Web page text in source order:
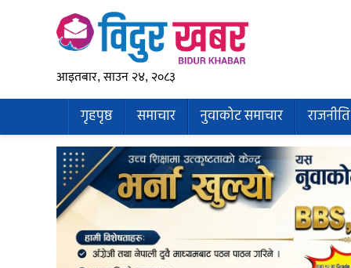
आइतबार, साउन २४, २०८३
गृहपृष्ठ समाचार नुवाकोट समाचार राजनीति